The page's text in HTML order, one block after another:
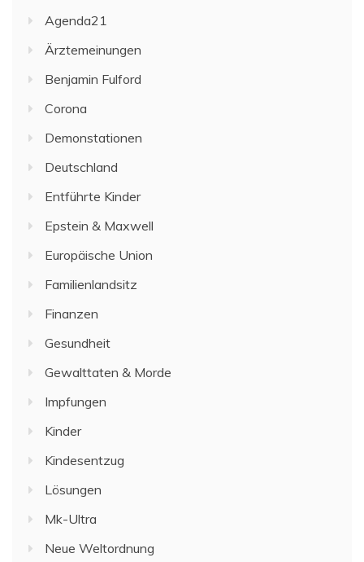
Agenda21
Ärztemeinungen
Benjamin Fulford
Corona
Demonstationen
Deutschland
Entführte Kinder
Epstein & Maxwell
Europäische Union
Familienlandsitz
Finanzen
Gesundheit
Gewalttaten & Morde
Impfungen
Kinder
Kindesentzug
Lösungen
Mk-Ultra
Neue Weltordnung